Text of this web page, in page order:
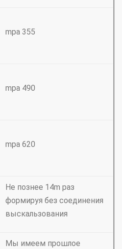
mpa 355
mpa 490
mpa 620
Не познее 14m раз
формируя без соединения
выскальзования
Мы имеем прошлое